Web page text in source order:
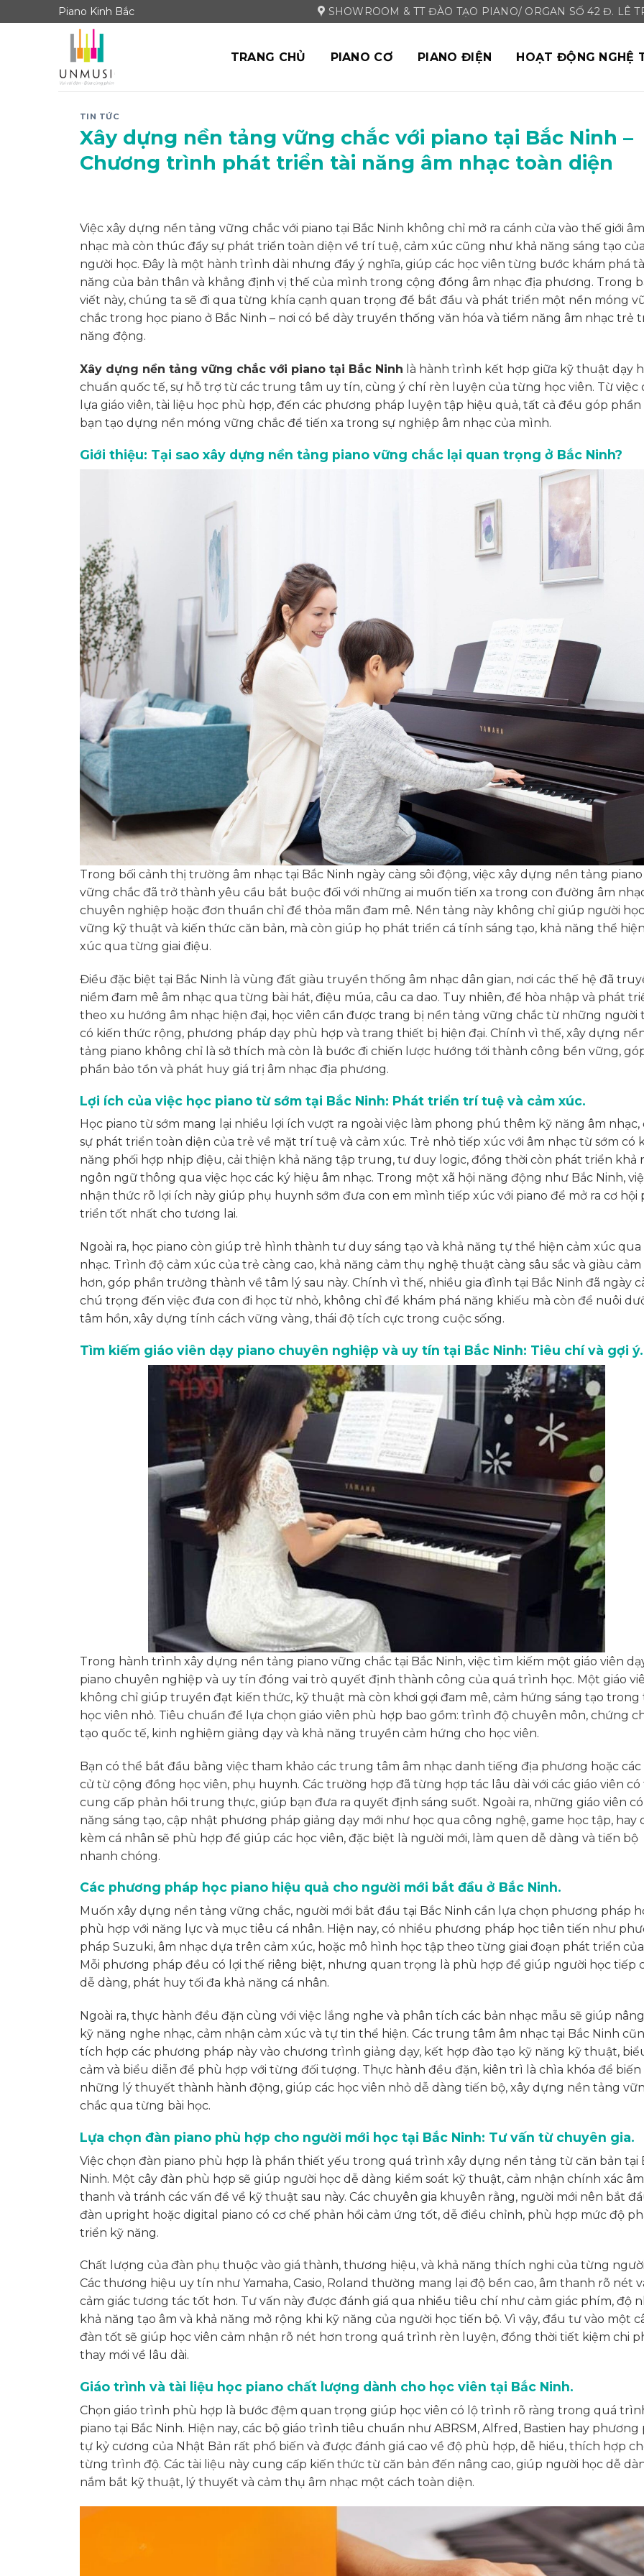
to
Piano Kinh Bắc SHOWROOM & TT ĐÀO TẠO PIANO/ ORGAN SỐ 42 Đ. LÊ
TRANG CHỦ PIANO CƠ PIANO ĐIỆN HOẠT ĐỘNG NGHỆ
TIN TỨC
Xây dựng nền tảng vững chắc với piano tại Bắc Ninh –
Chương trình phát triển tài năng âm nhạc toàn diện
Việc xây dựng nền tảng vững chắc với piano tại Bắc Ninh không chỉ mở ra cánh cửa vào thế giới âm
nhạc mà còn thúc đẩy sự phát triển toàn diện về trí tuệ, cảm xúc cũng như khả năng sáng tạo
người học. Đây là một hành trình dài nhưng đầy ý nghĩa, giúp các học viên từng bước khám phá
năng của bản thân và khẳng định vị thế của mình trong cộng đồng âm nhạc địa phương. Trong
viết này, chúng ta sẽ đi qua từng khía cạnh quan trọng để bắt đầu và phát triển một nền móng
chắc trong học piano ở Bắc Ninh – nơi có bề dày truyền thống văn hóa và tiềm năng âm nhạc trẻ
năng động.
Xây dựng nền tảng vững chắc với piano tại Bắc Ninh là hành trình kết hợp giữa kỹ thuật dạy
chuẩn quốc tế, sự hỗ trợ từ các trung tâm uy tín, cùng ý chí rèn luyện của từng học viên. Từ việc
lựa giáo viên, tài liệu học phù hợp, đến các phương pháp luyện tập hiệu quả, tất cả đều góp
bạn tạo dựng nền móng vững chắc để tiến xa trong sự nghiệp âm nhạc của mình.
Giới thiệu: Tại sao xây dựng nền tảng piano vững chắc lại quan trọng ở Bắc Ninh?
Trong bối cảnh thị trường âm nhạc tại Bắc Ninh ngày càng sôi động, việc xây dựng nền tảng piano
vững chắc đã trở thành yêu cầu bắt buộc đối với những ai muốn tiến xa trong con đường âm
chuyên nghiệp hoặc đơn thuần chỉ để thỏa mãn đam mê. Nền tảng này không chỉ giúp người
vững kỹ thuật và kiến thức căn bản, mà còn giúp họ phát triển cá tính sáng tạo, khả năng thể
xúc qua từng giai điệu.
Điều đặc biệt tại Bắc Ninh là vùng đất giàu truyền thống âm nhạc dân gian, nơi các thế hệ đã
niềm đam mê âm nhạc qua từng bài hát, điệu múa, câu ca dao. Tuy nhiên, để hòa nhập và phát
theo xu hướng âm nhạc hiện đại, học viên cần được trang bị nền tảng vững chắc từ những người
có kiến thức rộng, phương pháp dạy phù hợp và trang thiết bị hiện đại. Chính vì thế, xây dựng
tảng piano không chỉ là sở thích mà còn là bước đi chiến lược hướng tới thành công bền vững,
phần bảo tồn và phát huy giá trị âm nhạc địa phương.
Lợi ích của việc học piano từ sớm tại Bắc Ninh: Phát triển trí tuệ và cảm xúc.
Học piano từ sớm mang lại nhiều lợi ích vượt ra ngoài việc làm phong phú thêm kỹ năng âm nhạc,
sự phát triển toàn diện của trẻ về mặt trí tuệ và cảm xúc. Trẻ nhỏ tiếp xúc với âm nhạc từ sớm có
năng phối hợp nhịp điệu, cải thiện khả năng tập trung, tư duy logic, đồng thời còn phát triển khả
ngôn ngữ thông qua việc học các ký hiệu âm nhạc. Trong một xã hội năng động như Bắc Ninh,
nhận thức rõ lợi ích này giúp phụ huynh sớm đưa con em mình tiếp xúc với piano để mở ra cơ hội
triển tốt nhất cho tương lai.
Ngoài ra, học piano còn giúp trẻ hình thành tư duy sáng tạo và khả năng tự thể hiện cảm xúc qua
nhạc. Trình độ cảm xúc của trẻ càng cao, khả năng cảm thụ nghệ thuật càng sâu sắc và giàu
hơn, góp phần trưởng thành về tâm lý sau này. Chính vì thế, nhiều gia đình tại Bắc Ninh đã ngày
chú trọng đến việc đưa con đi học từ nhỏ, không chỉ để khám phá năng khiếu mà còn để nuôi
tâm hồn, xây dựng tính cách vững vàng, thái độ tích cực trong cuộc sống.
Tìm kiếm giáo viên dạy piano chuyên nghiệp và uy tín tại Bắc Ninh: Tiêu chí và gợi ý.
Trong hành trình xây dựng nền tảng piano vững chắc tại Bắc Ninh, việc tìm kiếm một giáo viên
piano chuyên nghiệp và uy tín đóng vai trò quyết định thành công của quá trình học. Một giáo
không chỉ giúp truyền đạt kiến thức, kỹ thuật mà còn khơi gợi đam mê, cảm hứng sáng tạo
học viên nhỏ. Tiêu chuẩn để lựa chọn giáo viên phù hợp bao gồm: trình độ chuyên môn, chứng
tạo quốc tế, kinh nghiệm giảng dạy và khả năng truyền cảm hứng cho học viên.
Bạn có thể bắt đầu bằng việc tham khảo các trung tâm âm nhạc danh tiếng địa phương hoặc các
cử từ cộng đồng học viên, phụ huynh. Các trường hợp đã từng hợp tác lâu dài với các giáo viên có
cung cấp phản hồi trung thực, giúp bạn đưa ra quyết định sáng suốt. Ngoài ra, những giáo viên
năng sáng tạo, cập nhật phương pháp giảng dạy mới như học qua công nghệ, game học tập, hay
kèm cá nhân sẽ phù hợp để giúp các học viên, đặc biệt là người mới, làm quen dễ dàng và tiến bộ
nhanh chóng.
Các phương pháp học piano hiệu quả cho người mới bắt đầu ở Bắc Ninh.
Muốn xây dựng nền tảng vững chắc, người mới bắt đầu tại Bắc Ninh cần lựa chọn phương pháp
phù hợp với năng lực và mục tiêu cá nhân. Hiện nay, có nhiều phương pháp học tiên tiến như
pháp Suzuki, âm nhạc dựa trên cảm xúc, hoặc mô hình học tập theo từng giai đoạn phát triển
Mỗi phương pháp đều có lợi thế riêng biệt, nhưng quan trọng là phù hợp để giúp người học tiếp
dễ dàng, phát huy tối đa khả năng cá nhân.
Ngoài ra, thực hành đều đặn cùng với việc lắng nghe và phân tích các bản nhạc mẫu sẽ giúp
kỹ năng nghe nhạc, cảm nhận cảm xúc và tự tin thể hiện. Các trung tâm âm nhạc tại Bắc Ninh
tích hợp các phương pháp này vào chương trình giảng dạy, kết hợp đào tạo kỹ năng kỹ thuật,
cảm và biểu diễn để phù hợp với từng đối tượng. Thực hành đều đặn, kiên trì là chìa khóa để biến
những lý thuyết thành hành động, giúp các học viên nhỏ dễ dàng tiến bộ, xây dựng nền tảng
chắc qua từng bài học.
Lựa chọn đàn piano phù hợp cho người mới học tại Bắc Ninh: Tư vấn từ chuyên gia.
Việc chọn đàn piano phù hợp là phần thiết yếu trong quá trình xây dựng nền tảng từ căn bản tại
Ninh. Một cây đàn phù hợp sẽ giúp người học dễ dàng kiểm soát kỹ thuật, cảm nhận chính xác âm
thanh và tránh các vấn đề về kỹ thuật sau này. Các chuyên gia khuyên rằng, người mới nên bắt
đàn upright hoặc digital piano có cơ chế phản hồi cảm ứng tốt, dễ điều chỉnh, phù hợp mức độ
triển kỹ năng.
Chất lượng của đàn phụ thuộc vào giá thành, thương hiệu, và khả năng thích nghi của từng
Các thương hiệu uy tín như Yamaha, Casio, Roland thường mang lại độ bền cao, âm thanh rõ nét
cảm giác tương tác tốt hơn. Tư vấn này được đánh giá qua nhiều tiêu chí như cảm giác phím, độ
khả năng tạo âm và khả năng mở rộng khi kỹ năng của người học tiến bộ. Vì vậy, đầu tư vào một
đàn tốt sẽ giúp học viên cảm nhận rõ nét hơn trong quá trình rèn luyện, đồng thời tiết kiệm chi
thay mới về lâu dài.
Giáo trình và tài liệu học piano chất lượng dành cho học viên tại Bắc Ninh.
Chọn giáo trình phù hợp là bước đệm quan trọng giúp học viên có lộ trình rõ ràng trong quá
piano tại Bắc Ninh. Hiện nay, các bộ giáo trình tiêu chuẩn như ABRSM, Alfred, Bastien hay phương
tự kỷ cương của Nhật Bản rất phổ biến và được đánh giá cao về độ phù hợp, dễ hiểu, thích hợp
từng trình độ. Các tài liệu này cung cấp kiến thức từ căn bản đến nâng cao, giúp người học dễ
nắm bắt kỹ thuật, lý thuyết và cảm thụ âm nhạc một cách toàn diện.